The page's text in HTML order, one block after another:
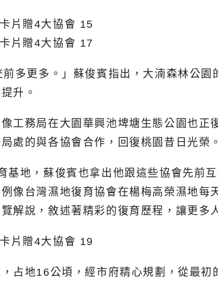
多更多。」蘇俊賓指出，大湳森林公
升。
工務局在大園華興池埤塘生態公園也
處的與各協會合作，回復桃園昔日光榮。
地，蘇俊賓也拿出他跟這些協會先前
像台灣濕地復育協會在楊梅高榮濕地
解說，敘述著精彩的復育歷程，讓更多
占地16公頃，經市府精心規劃，從最